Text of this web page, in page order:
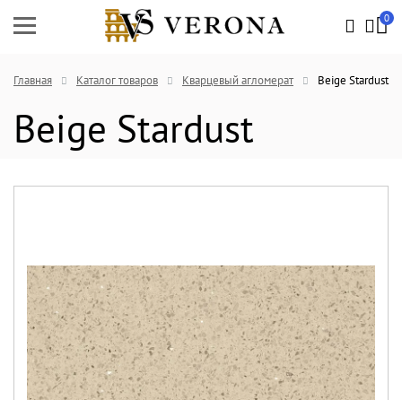
0
Главная Каталог товаров Кварцевый агломерат Beige Stardust
Beige Stardust